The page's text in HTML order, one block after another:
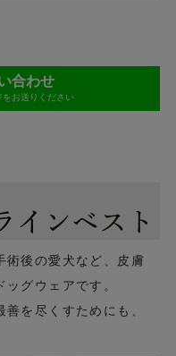
合わせ
お送りください
術後の愛犬など、皮膚
グウェアです。
を尽くすためにも、